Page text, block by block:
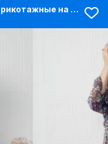
Молочные широкие брюки трикотажные на резинке